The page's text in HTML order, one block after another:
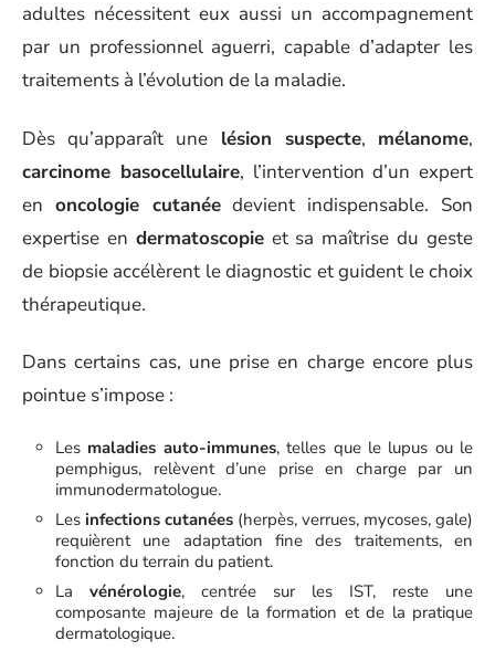
adultes nécessitent eux aussi un accompagnement
par un professionnel aguerri, capable d’adapter les
traitements à l’évolution de la maladie.
Dès qu’apparaît une lésion suspecte, mélanome,
carcinome basocellulaire, l’intervention d’un expert
en oncologie cutanéedevient indispensable. Son
expertise en dermatoscopieet sa maîtrise du geste
de biopsie accélèrent le diagnostic et guident le choix
thérapeutique.
Dans certains cas, une prise en charge encore plus
pointue s’impose :
Les maladies auto-immunes, telles que le lupus ou le
pemphigus, relèvent d’une prise en charge par un
immunodermatologue.
Les infections cutanées (herpès, verrues, mycoses, gale)
requièrent une adaptation fine des traitements, en
fonction du terrain du patient.
La vénérologie, centrée sur les IST, reste une
composante majeure de la formation et de la pratique
dermatologique.